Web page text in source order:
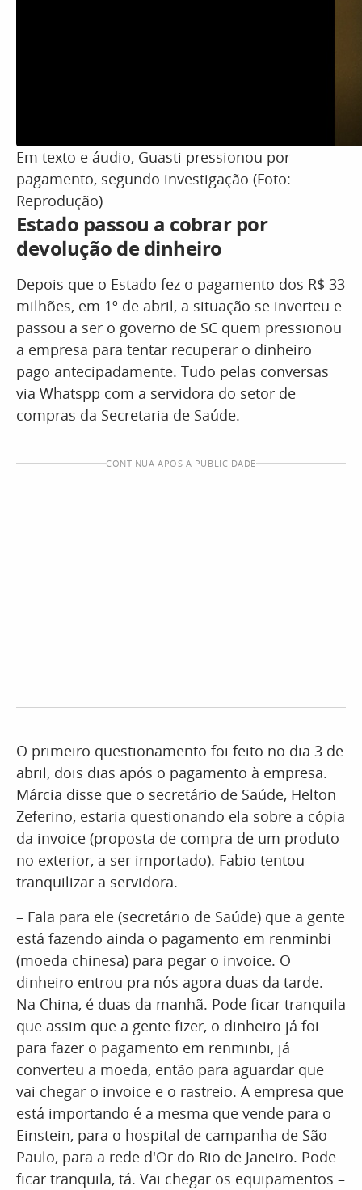
Em texto e áudio, Guasti pressionou por
pagamento, segundo investigação (Foto:
Reprodução)
Estado passou a cobrar por
devolução de dinheiro
Depois que o Estado fez o pagamento dos R$ 33
milhões, em 1º de abril, a situação se inverteu e
passou a ser o governo de SC quem pressionou
a empresa para tentar recuperar o dinheiro
pago antecipadamente. Tudo pelas conversas
via Whatspp com a servidora do setor de
compras da Secretaria de Saúde.
CONTINUA APÓS A PUBLICIDADE
O primeiro questionamento foi feito no dia 3 de
abril, dois dias após o pagamento à empresa.
Márcia disse que o secretário de Saúde, Helton
Zeferino, estaria questionando ela sobre a cópia
da invoice (proposta de compra de um produto
no exterior, a ser importado). Fabio tentou
tranquilizar a servidora.
– Fala para ele (secretário de Saúde) que a gente
está fazendo ainda o pagamento em renminbi
(moeda chinesa) para pegar o invoice. O
dinheiro entrou pra nós agora duas da tarde.
Na China, é duas da manhã. Pode ficar tranquila
que assim que a gente fizer, o dinheiro já foi
para fazer o pagamento em renminbi, já
converteu a moeda, então para aguardar que
vai chegar o invoice e o rastreio. A empresa que
está importando é a mesma que vende para o
Einstein, para o hospital de campanha de São
Paulo, para a rede d'Or do Rio de Janeiro. Pode
ficar tranquila, tá. Vai chegar os equipamentos –